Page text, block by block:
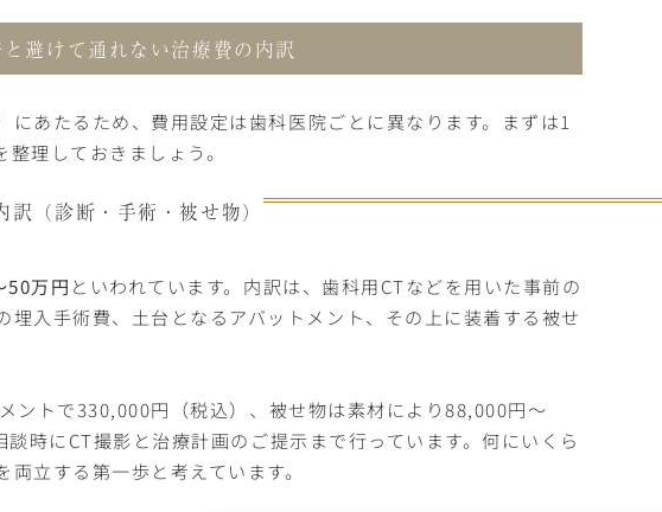
避けて通れない治療費の内訳
にあたるため、費用設定は歯科医院ごとに異なります。まずは1
理しておきましょう。
（診断・手術・被せ物）
50万円 といわれています。内訳は、歯科用CTなどを用いた事前の
入手術費、土台となるアバットメント、その上に装着する被せ
ントで330,000円（税込）、被せ物は素材により88,000円〜
時にCT撮影と治療計画のご提示まで行っています。何にいくら
立する第一歩と考えています。